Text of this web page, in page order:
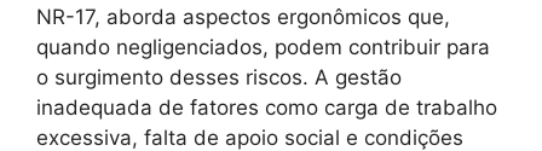
NR-17, aborda aspectos ergonômicos que,
quando negligenciados, podem contribuir para
o surgimento desses riscos. A gestão
inadequada de fatores como carga de trabalho
excessiva, falta de apoio social e condições